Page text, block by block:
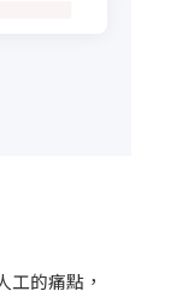
工的痛點，